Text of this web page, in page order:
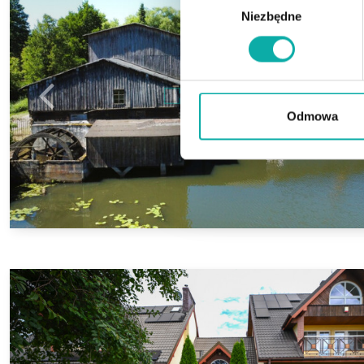
zgody
Niezbędne
Odmowa